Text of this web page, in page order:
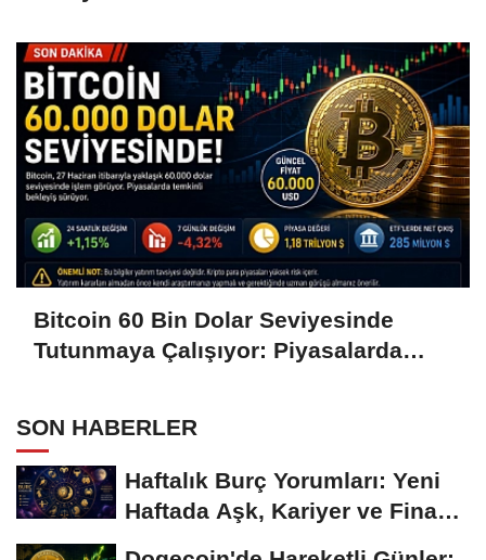
Bitcoin 60 Bin Dolar Seviyesinde
Tutunmaya Çalışıyor: Piyasalarda
SON HABERLER
Haftalık Burç Yorumları: Yeni
Haftada Aşk, Kariyer ve Finans